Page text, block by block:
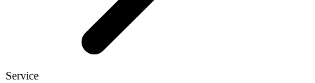
Service